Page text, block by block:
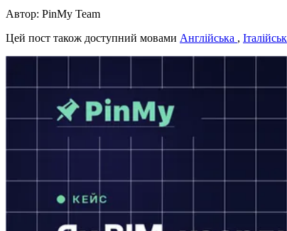
Автор: PinMy Team
Цей пост також доступний мовами Англійська ,